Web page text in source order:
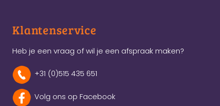
Klantenservice
Heb je een vraag of wil je een afspraak maken?
+31 (0)515 435 651
Volg ons op Facebook